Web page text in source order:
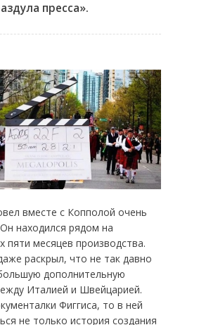
пресса».
вместе с Копполой очень
находился рядом на
пяти месяцев производства.
раскрыл, что не так давно
дополнительную
Италией и Швейцарией.
Фиггиса, то в ней
не только история создания